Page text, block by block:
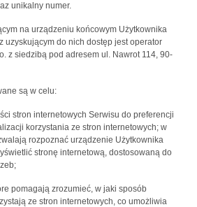
unikalny numer.
na urządzeniu końcowym Użytkownika
uzyskującym do nich dostęp jest operator
z siedzibą pod adresem ul. Nawrot 114, 90-
są w celu:
stron internetowych Serwisu do preferencji
korzystania ze stron internetowych; w
rozpoznać urządzenie Użytkownika
stronę internetową, dostosowaną do
pomagają zrozumieć, w jaki sposób
ze stron internetowych, co umożliwia